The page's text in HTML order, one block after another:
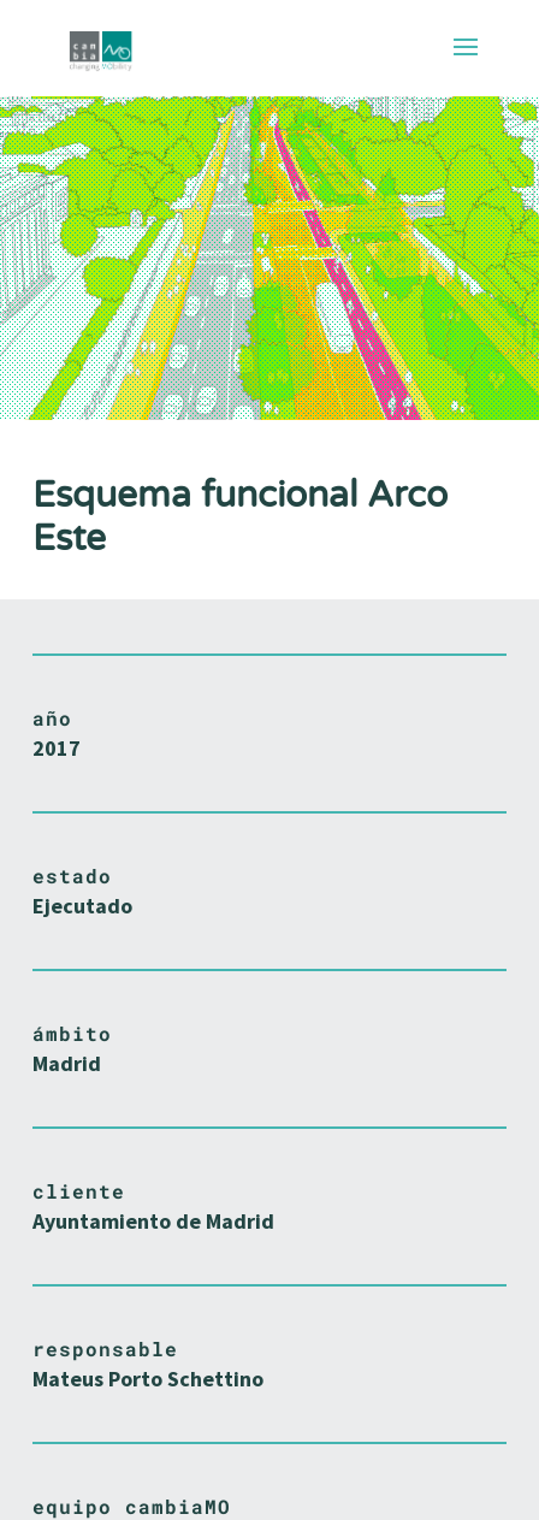
Esquema funcional Arco
Este
año
2017
estado
Ejecutado
ámbito
Madrid
cliente
Ayuntamiento de Madrid
responsable
Mateus Porto Schettino
equipo cambiaMO